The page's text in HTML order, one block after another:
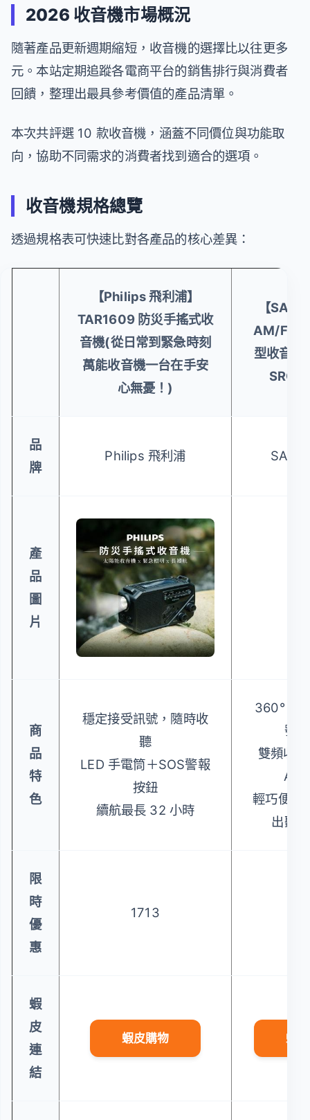
2026 收音機市場概況
隨著產品更新週期縮短，收音機的選擇比以往更多
元。本站定期追蹤各電商平台的銷售排行與消費者
回饋，整理出最具參考價值的產品清單。
本次共評選 10 款收音機，涵蓋不同價位與功能取
向，協助不同需求的消費者找到適合的選項。
收音機規格總覽
透過規格表可快速比對各產品的核心差異：
【Philips 飛利浦】
TAR1609 防災手搖式收
音機(從日常到緊急時刻
萬能收音機一台在手安
心無憂！)
【
AM/FM
型收音機
SRO-
品
牌
Philips 飛利浦
產
品
圖
片
商
品
特
色
穩定接受訊號，隨時收
聽
LED 手電筒＋SOS警報
按鈕
續航最長 32 小時
360° 旋
號
雙頻收
AM
輕巧便攜
出聽
限
時
優
惠
1713
蝦
皮
連
結
蝦皮購物 蝦